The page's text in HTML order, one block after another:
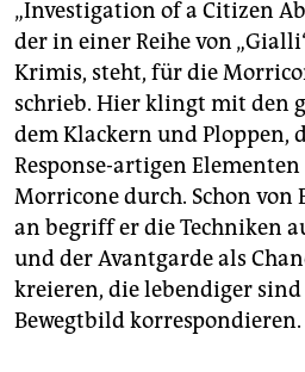
„Investigation of a Citizen
der in einer Reihe von
Krimis, steht, für die
schrieb. Hier klingt mit den
dem Klackern und Ploppen,
Response-artigen
Morricone durch. Schon von
an begriff er die Techniken
und der Avantgarde als
kreieren, die lebendiger
Bewegtbild korrespondieren.